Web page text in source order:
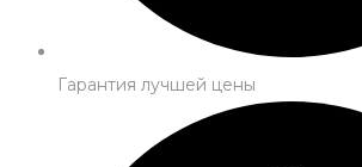
Гарантия лучшей цены